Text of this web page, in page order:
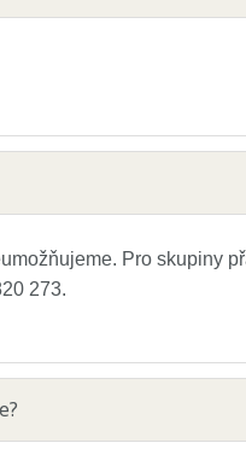
Pro skupiny
273.